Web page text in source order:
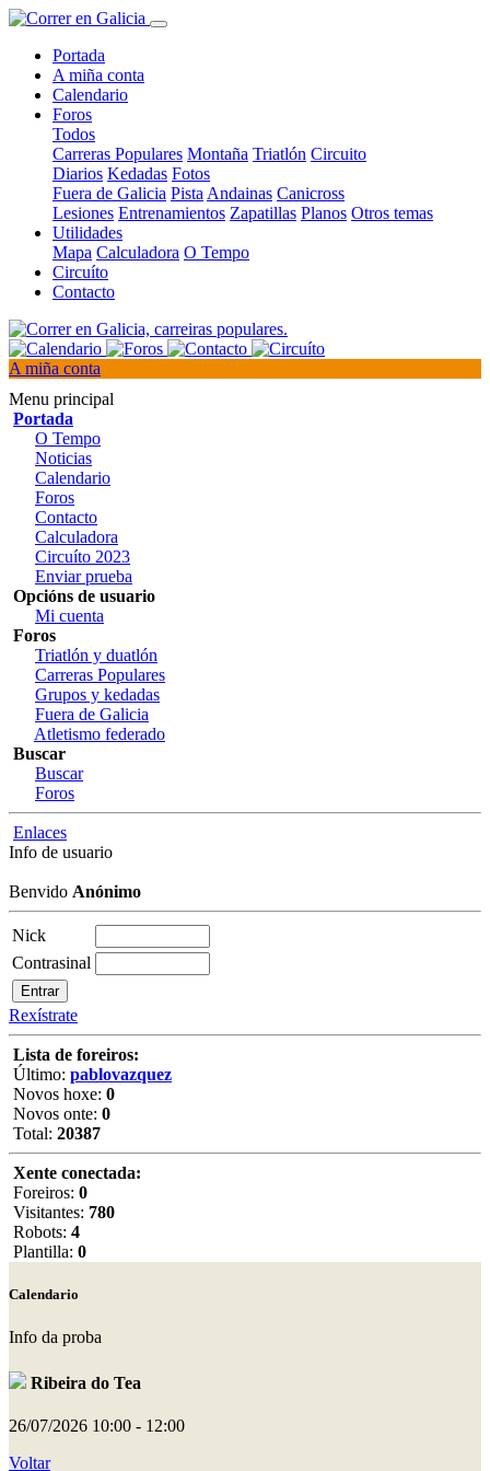
Portada
A miña conta
Calendario
Foros
Todos
Carreras Populares Montaña Triatlón Circuito
Diarios Kedadas Fotos
Fuera de Galicia Pista Andainas Canicross
Lesiones Entrenamientos Zapatillas Planos Otros temas
Utilidades
Mapa Calculadora O Tempo
Circuíto
Contacto
A miña conta
Menu principal
Portada
O Tempo
Noticias
Calendario
Foros
Contacto
Calculadora
Circuíto 2023
Enviar prueba
Opcións de usuario
Mi cuenta
Foros
Triatlón y duatlón
Carreras Populares
Grupos y kedadas
Fuera de Galicia
Atletismo federado
Buscar
Buscar
Foros
Enlaces
Info de usuario
Benvido Anónimo
Nick
Contrasinal
Rexístrate
Lista de foreiros:
Último: pablovazquez
Novos hoxe: 0
Novos onte: 0
Total: 20387
Xente conectada:
Foreiros: 0
Visitantes: 780
Robots: 4
Plantilla: 0
Calendario
Info da proba
Ribeira do Tea
26/07/2026 10:00 - 12:00
Voltar